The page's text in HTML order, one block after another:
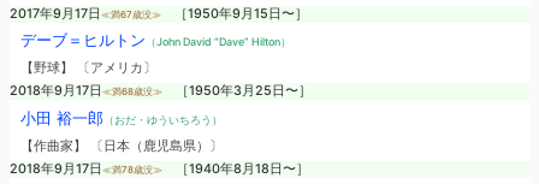
2017年9月17日 ≪満67歳没≫ ［1950年9月15日〜］
デーブ＝ヒルトン （John David “Dave” Hilton）
【野球】 〔アメリカ〕
2018年9月17日 ≪満68歳没≫ ［1950年3月25日〜］
小田 裕一郎（おだ・ゆういちろう）
【作曲家】 〔日本（鹿児島県）〕
2018年9月17日 ≪満78歳没≫ ［1940年8月18日〜］